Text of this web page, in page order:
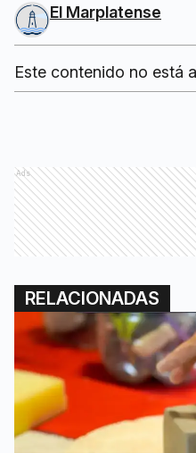
El Marplatense
Este contenido no está
Ads
RELACIONADAS